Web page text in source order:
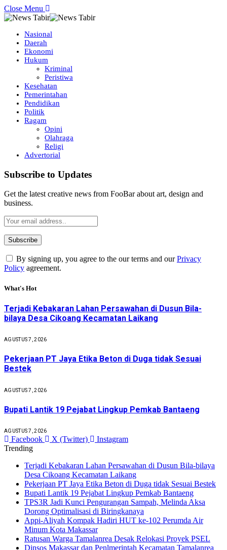
Close Menu
Nasional
Daerah
Ekonomi
Hukum
Kriminal
Peristiwa
Kesehatan
Pemerintahan
Pendidikan
Politik
Ragam
Opini
Olahraga
Religi
Advertorial
Subscribe to Updates
Get the latest creative news from FooBar about art, design and
business.
By signing up, you agree to the our terms and ourPrivacy
Policy agreement.
What's Hot
Terjadi Kebakaran Lahan Persawahan di Dusun Bila-
bilaya Desa Cikoang Kecamatan Laikang
AGUSTUS 7, 2026
Pekerjaan PT Jaya Etika Beton di Duga tidak Sesuai
Bestek
AGUSTUS 7, 2026
Bupati Lantik 19 Pejabat Lingkup Pemkab Bantaeng
AGUSTUS 7, 2026
Facebook X (Twitter)
Instagram
Trending
Terjadi Kebakaran Lahan Persawahan di Dusun Bila-bilaya
Desa Cikoang Kecamatan Laikang
Pekerjaan PT Jaya Etika Beton di Duga tidak Sesuai Bestek
Bupati Lantik 19 Pejabat Lingkup Pemkab Bantaeng
TPS3R Jadi Kunci Pengurangan Sampah, Melinda Aksa
Dorong Optimalisasi di Biringkanaya
Appi-Aliyah Kompak Hadiri HUT ke-102 Perumda Air
Minum Kota Makassar
Ratusan Warga Tamalanrea Desak Relokasi Proyek PSEL
Dinsos Makassar dan Penlmerintah Kecamatan Tamalanrea